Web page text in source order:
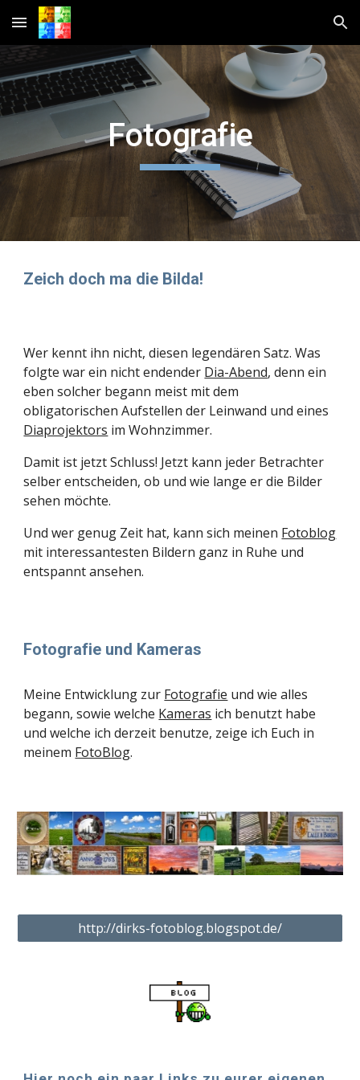
Skip to main content Skip to navigation
Fotografie
Zeich doch ma die Bilda!
Wer kennt ihn nicht, diesen legendären Satz. Was
folgte war ein nicht endender Dia-Abend, denn ein
eben solcher begann meist mit dem
Diaprojektors im Wohnzimmer.
Damit ist jetzt Schluss! Jetzt kann jeder Betrachter
selber entscheiden, ob und wie lange er die Bilder
sehen möchte.
Und wer genug Zeit hat, kann sich meinen Fotoblog
mit interessantesten Bildern ganz in Ruhe und
entspannt ansehen.
Fotografie und Kameras
Meine Entwicklung zur Fotografie und wie alles
begann, sowie welche Kameras ich benutzt habe
und welche ich derzeit benutze, zeige ich Euch in
meinem FotoBlog.
http://dirks-fotoblog.blogspot.de/